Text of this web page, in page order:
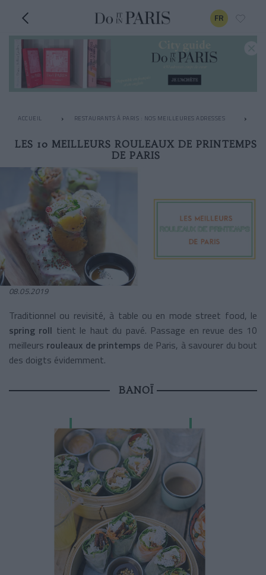
FR
ACCUEIL RESTAURANTS À PARIS : NOS MEILLEURES ADRESSES
LES 10 MEILLEURS ROULEAUX DE PRINTEMPS
DE PARIS
08.05.2019
Traditionnel ou revisité, à table ou en mode street food, le
spring roll tient le haut du pavé. Passage en revue des 10
meilleurs rouleaux de printemps de Paris, à savourer du bout
des doigts évidemment.
BANOÏ